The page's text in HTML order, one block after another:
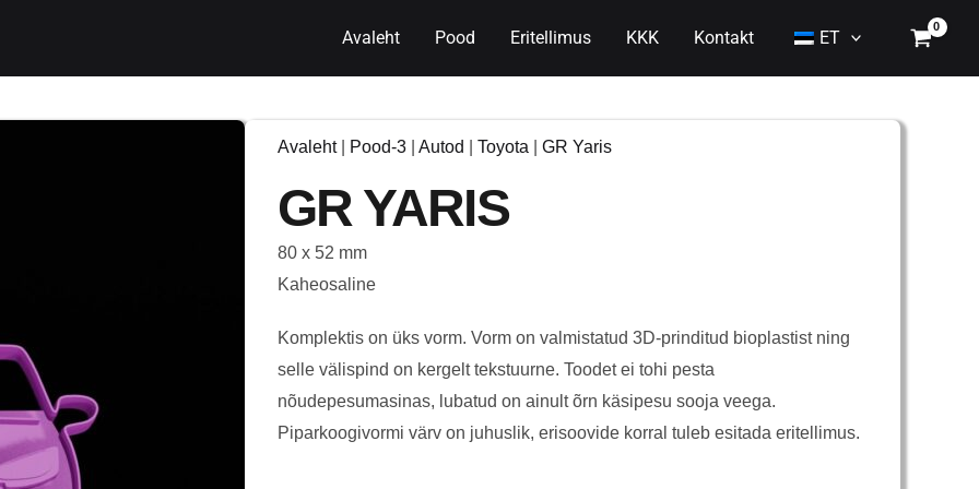
Avaleht Pood Eritellimus KKK Kontakt ET
Avaleht Pood-3 Autod Toyota GR Yaris
GR YARIS
80 x 52 mm
Kaheosaline
Komplektis on üks vorm. Vorm on valmistatud 3D-prinditud bioplastist ning
selle välispind on kergelt tekstuurne. Toodet ei tohi pesta
nõudepesumasinas, lubatud on ainult õrn käsipesu sooja veega.
Piparkoogivormi värv on juhuslik, erisoovide korral tuleb esitada eritellimus.